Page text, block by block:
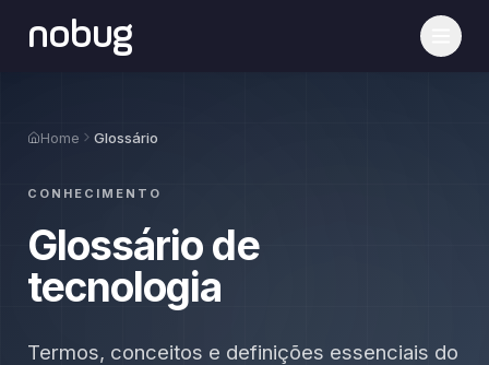
nobug
Home Glossário
CONHECIMENTO
Glossário de
tecnologia
Termos, conceitos e definições essenciais do